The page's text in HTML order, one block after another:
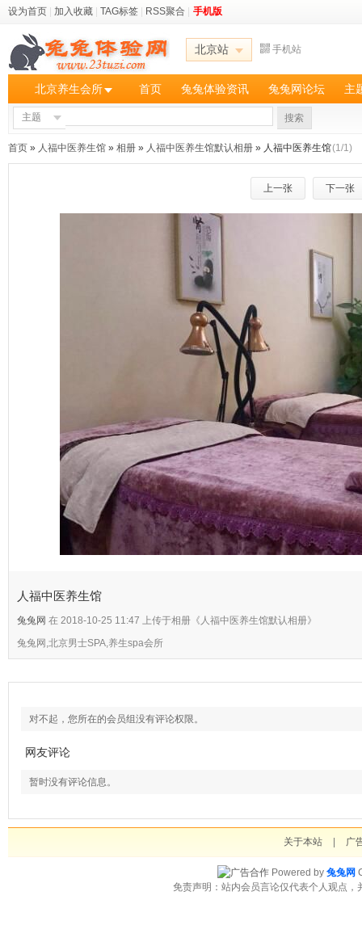
设为首页 加入收藏 TAG标签 RSS聚合 手机版
北京站 手机站
北京养生会所 首页 兔兔体验资讯 兔兔网论坛 主
主题 搜索
首页 » 人福中医养生馆 » 相册 » 人福中医养生馆默认相册 » 人福中医养生馆(1/1)
上一张 下一张
人福中医养生馆
兔兔网 在 2018-10-25 11:47 上传于相册《人福中医养生馆默认相册》
兔兔网,北京男士SPA,养生spa会所
对不起，您所在的会员组没有评论权限。
网友评论
暂时没有评论信息。
关于本站 广
Powered by 兔兔网
免责声明：站内会员言论仅代表个人观点